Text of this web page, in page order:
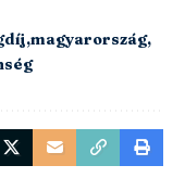
magyarország